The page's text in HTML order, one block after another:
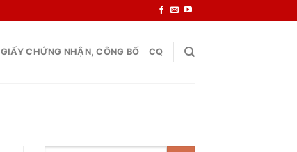
GIẤY CHỨNG NHẬN, CÔNG BỐ CQ